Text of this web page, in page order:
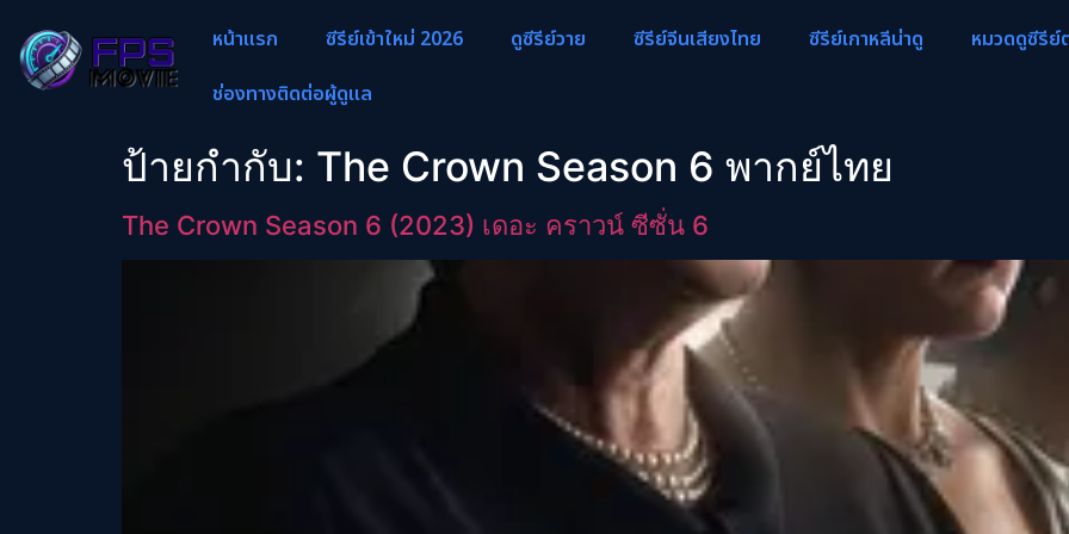
หน้าแรก ซีรีย์เข้าใหม่ 2026 ดูซีรีย์วาย ซีรีย์จีนเสียงไทย ซีรีย์เกาหลีน่าดู
หมวดดูซีรีย์
ช่องทางติดต่อผู้ดูแล
ป้ายกำกับ: The Crown Season 6 พากย์ไทย
The Crown Season 6 (2023) เดอะ คราวน์ ซีซั่น 6